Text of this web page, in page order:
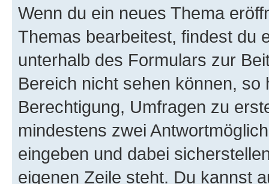
Wenn du ein neues Thema
Themas bearbeitest, findest du
unterhalb des Formulars zur
Bereich nicht sehen können,
Berechtigung, Umfragen zu
mindestens zwei
eingeben und dabei
eigenen Zeile steht. Du kannst